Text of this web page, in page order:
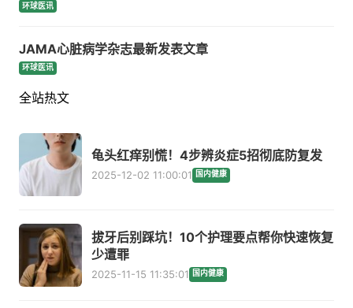
环球医讯
JAMA心脏病学杂志最新发表文章
环球医讯
全站热文
龟头红痒别慌！4步辨炎症5招彻底防复发
2025-12-02 11:00:01 国内健康
拔牙后别踩坑！10个护理要点帮你快速恢复
少遭罪
2025-11-15 11:35:01 国内健康